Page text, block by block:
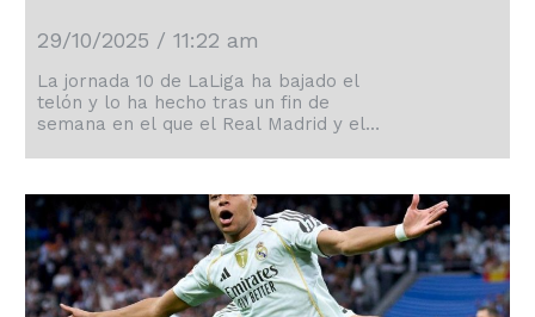
29/10/2025 / 11:22 am
La jornada 10 de LaLiga ha bajado el
telón y lo ha hecho tras un fin de
semana en el que el Real Madrid y el